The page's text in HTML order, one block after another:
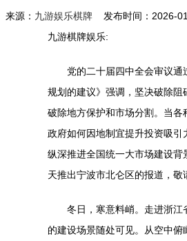
来源： 九游娱乐棋牌 发布时间：2026-
九游棋牌娱乐:
党的二十届四中全会审议通
规划的建议》强调，坚决破除阻
破除地方保护和市场分割。当各
政府如何因地制宜提升投资吸
纵深推进全国统一大市场建设
天推出宁波市北仑区的报道，
冬日，寒意料峭。走进浙江
的建设场景随处可见。从空中